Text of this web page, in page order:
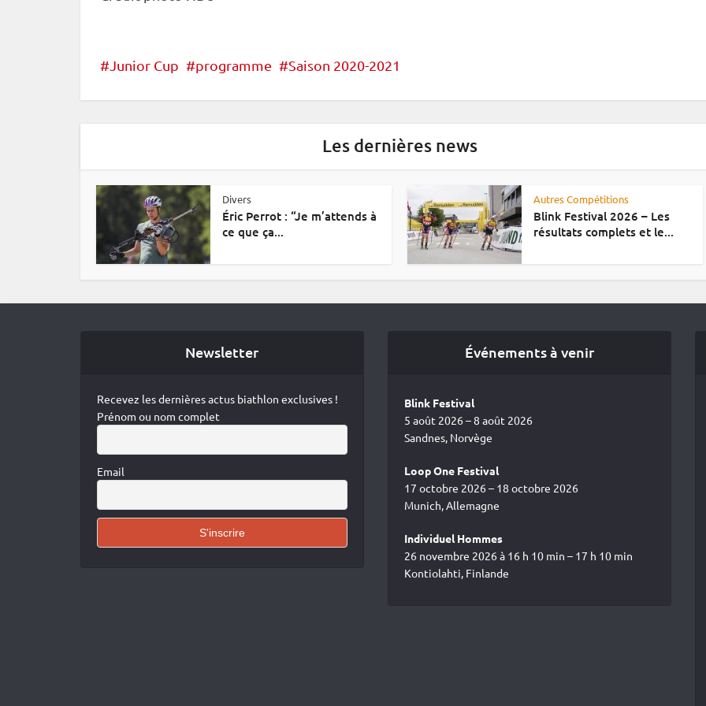
Junior Cup programme Saison 2020-2021
Les dernières news
Divers
Éric Perrot : “Je m’attends à
ce que ça...
Autres Compétitions
Blink Festival 2026 – Les
résultats complets et le...
Newsletter
Recevez les dernières actus biathlon exclusives !
Prénom ou nom complet
Email
Événements à venir
Blink Festival
5 août 2026 – 8 août 2026
Sandnes, Norvège
Loop One Festival
17 octobre 2026 – 18 octobre 2026
Munich, Allemagne
Individuel Hommes
26 novembre 2026 à 16 h 10 min – 17 h 10 min
Kontiolahti, Finlande